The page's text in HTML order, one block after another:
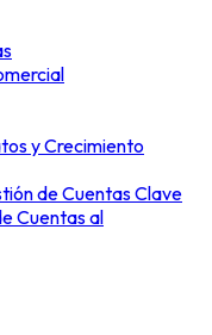
y Crecimiento
de Cuentas Clave
Cuentas al